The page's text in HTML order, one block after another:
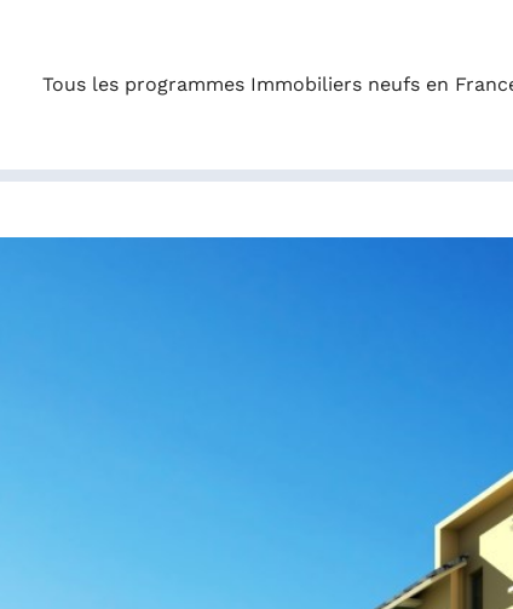
Tous les programmes Immobiliers neufs en